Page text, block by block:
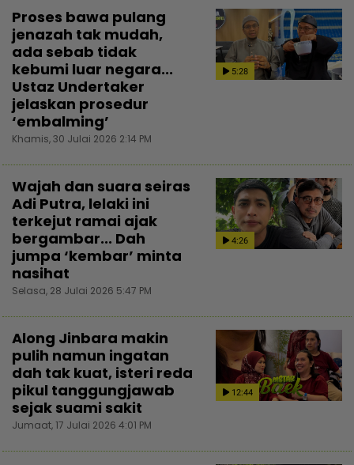
5:28
Proses bawa pulang
jenazah tak mudah,
ada sebab tidak
kebumi luar negara...
Ustaz Undertaker
jelaskan prosedur
‘embalming’
Khamis, 30 Julai 2026 2:14 PM
4:26
Wajah dan suara seiras
Adi Putra, lelaki ini
terkejut ramai ajak
bergambar... Dah
jumpa ‘kembar’ minta
nasihat
Selasa, 28 Julai 2026 5:47 PM
12:44
Along Jinbara makin
pulih namun ingatan
dah tak kuat, isteri reda
pikul tanggungjawab
sejak suami sakit
Jumaat, 17 Julai 2026 4:01 PM